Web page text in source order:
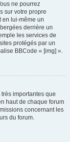
ne pourrez
sur votre propre
en lui-même un
derrière un
les services de
protégés par un
BBCode « [img] ».
importantes que
haut de chaque forum
concernant les
du forum.